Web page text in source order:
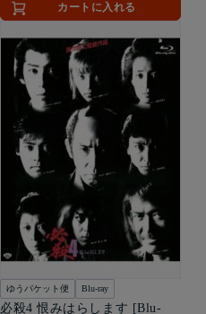
カートに入れる
ゆうパケット便 Blu-ray
必殺4 恨みはらします [Blu-